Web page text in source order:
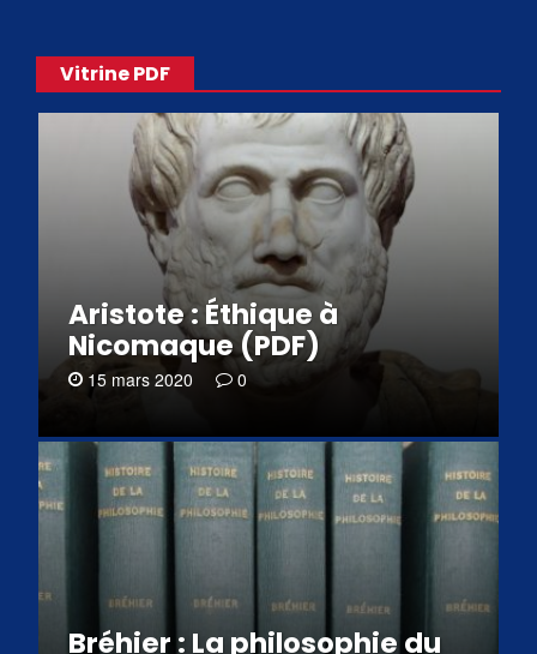
Vitrine PDF
Aristote : Éthique à
Nicomaque (PDF)
15 mars 2020 0
Bréhier : La philosophie du